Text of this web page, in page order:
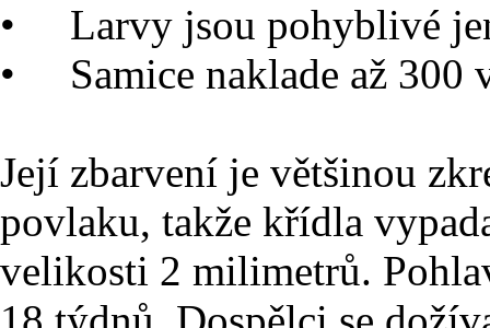
• Larvy jsou pohyblivé
• Samice naklade až 300
Její zbarvení je většinou
povlaku, takže křídla
velikosti 2 milimetrů.